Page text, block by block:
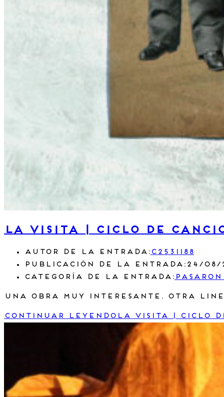
La visita | Ciclo de
Autor de la entrada: c2531188
Publicación de la entrada: 24/08/
Categoría de la entrada:
Una obra muy interesante. Otra
Continuar leyendo La visita | Ciclo